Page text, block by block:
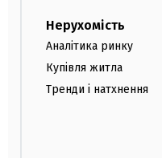
Нерухомість
Аналітика ринку
Купівля житла
Тренди і натхнення